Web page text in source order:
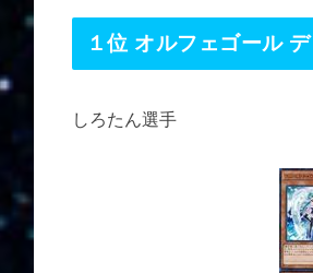
１位 オルフェゴール
しろたん選手